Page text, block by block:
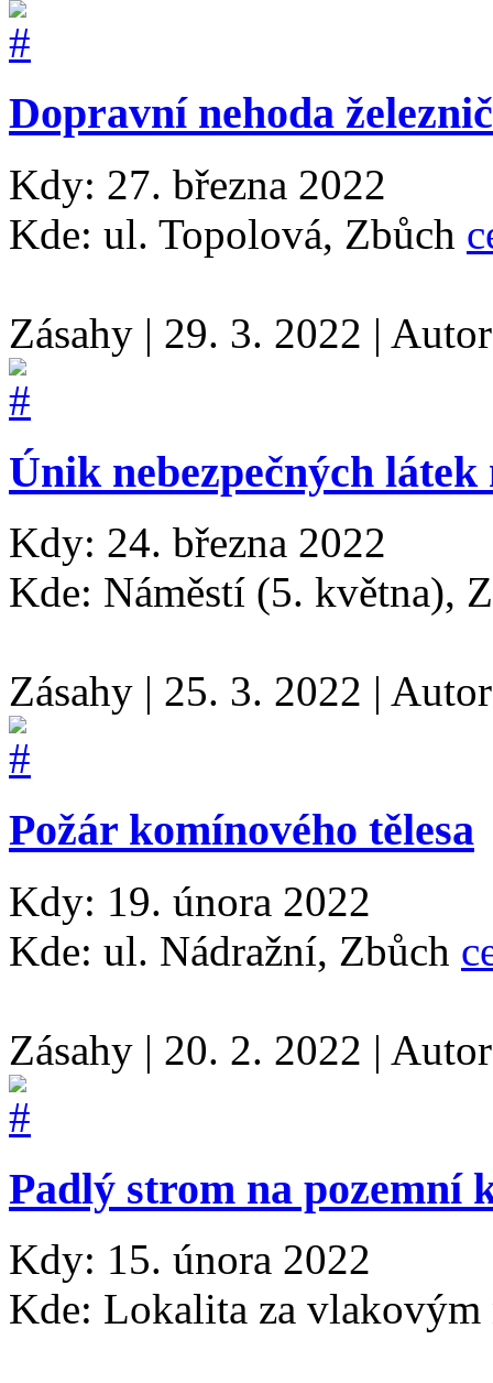
Dopravní nehoda
Kdy: 27. března 2022
Kde: ul. Topolová, Zbůch
Zásahy | 29. 3. 2022 |
Únik nebezpečných
Kdy: 24. března 2022
Kde: Náměstí (5. května),
Zásahy | 25. 3. 2022 |
Požár komínového tělesa
Kdy: 19. února 2022
Kde: ul. Nádražní, Zbůch
Zásahy | 20. 2. 2022 |
Padlý strom na pozemní
Kdy: 15. února 2022
Kde: Lokalita za